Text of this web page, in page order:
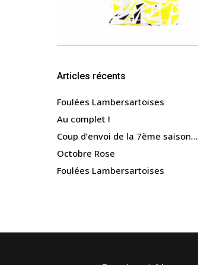
Articles récents
Foulées Lambersartoises
Au complet !
Coup d’envoi de la 7ème saison…
Octobre Rose
Foulées Lambersartoises